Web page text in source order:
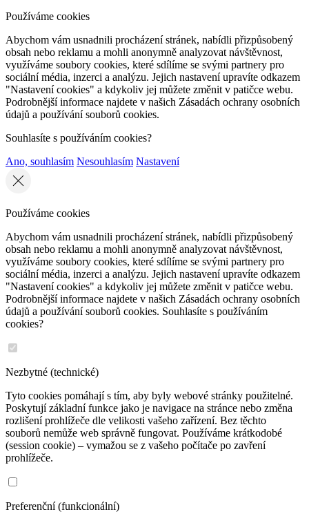
Používáme cookies
Abychom vám usnadnili procházení stránek, nabídli přizpůsobený
obsah nebo reklamu a mohli anonymně analyzovat návštěvnost,
využíváme soubory cookies, které sdílíme se svými partnery pro
sociální média, inzerci a analýzu. Jejich nastavení upravíte odkazem
"Nastavení cookies" a kdykoliv jej můžete změnit v patičce webu.
Podrobnější informace najdete v našich Zásadách ochrany osobních
údajů a používání souborů cookies.
Souhlasíte s používáním cookies?
Ano, souhlasím Nesouhlasím Nastavení
Používáme cookies
Abychom vám usnadnili procházení stránek, nabídli přizpůsobený
obsah nebo reklamu a mohli anonymně analyzovat návštěvnost,
využíváme soubory cookies, které sdílíme se svými partnery pro
sociální média, inzerci a analýzu. Jejich nastavení upravíte odkazem
"Nastavení cookies" a kdykoliv jej můžete změnit v patičce webu.
Podrobnější informace najdete v našich Zásadách ochrany osobních
údajů a používání souborů cookies. Souhlasíte s používáním
cookies?
Nezbytné (technické)
Tyto cookies pomáhají s tím, aby byly webové stránky použitelné.
Poskytují základní funkce jako je navigace na stránce nebo změna
rozlišení prohlížeče dle velikosti vašeho zařízení. Bez těchto
souborů nemůže web správně fungovat. Používáme krátkodobé
(session cookie) – vymažou se z vašeho počítače po zavření
prohlížeče.
Preferenční (funkcionální)